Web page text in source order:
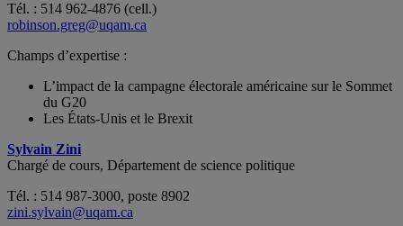
Tél. : 514 962-4876 (cell.)
robinson.greg@uqam.ca
Champs d’expertise :
L’impact de la campagne électorale américaine sur le Sommet
du G20
Les États-Unis et le Brexit
Sylvain Zini
Chargé de cours, Département de science politique
Tél. : 514 987-3000, poste 8902
zini.sylvain@uqam.ca